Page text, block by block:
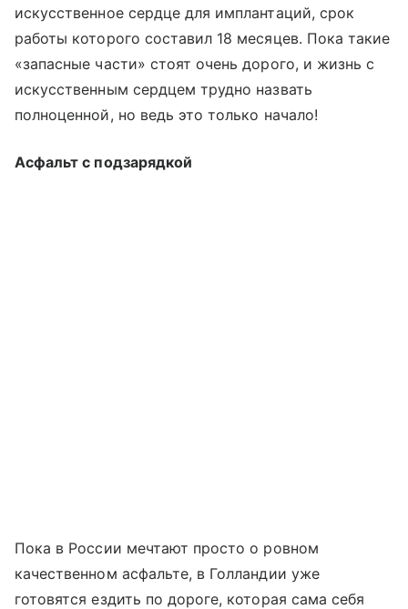
искусственное сердце для имплантаций, срок
работы которого составил 18 месяцев. Пока такие
«запасные части» стоят очень дорого, и жизнь с
искусственным сердцем трудно назвать
полноценной, но ведь это только начало!
Асфальт с подзарядкой
Пока в России мечтают просто о ровном
качественном асфальте, в Голландии уже
готовятся ездить по дороге, которая сама себя